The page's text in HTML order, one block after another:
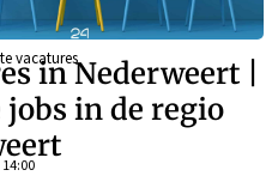
vacatures
in Nederweert |
jobs in de regio